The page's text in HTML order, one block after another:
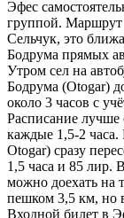
Эфес
группой. Маршрут
Сельчук, это
Бодрума прямых
Утром сел на
Бодрума (Otogar)
около 3 часов с
Расписание лучше
каждые 1,5-2 часа.
Otogar) сразу
1,5 часа и 85 лир.
можно доехать на
пешком 3,5 км, но
Входной билет в